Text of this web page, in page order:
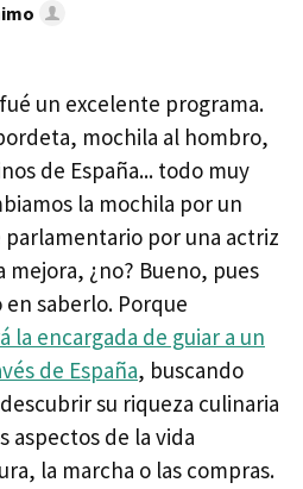
un excelente programa.
mochila al hombro,
de España... todo muy
la mochila por un
parlamentario por una actriz
mejora, ¿no? Bueno, pues
saberlo. Porque
la encargada de guiar a un
de España, buscando
su riqueza culinaria
aspectos de la vida
la marcha o las compras.